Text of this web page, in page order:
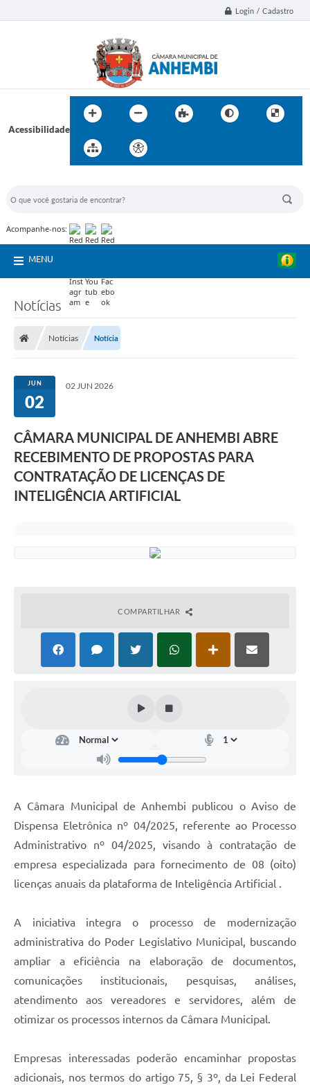
Login / Cadastro
Acessibilidade
Acompanhe-nos:
MENU
Notícias
Notícias Notícia
JUN
02
02 JUN 2026
CÂMARA MUNICIPAL DE ANHEMBI ABRE
RECEBIMENTO DE PROPOSTAS PARA
CONTRATAÇÃO DE LICENÇAS DE
INTELIGÊNCIA ARTIFICIAL
COMPARTILHAR
A Câmara Municipal de Anhembi publicou o Aviso de
Dispensa Eletrônica nº 04/2025, referente ao Processo
Administrativo nº 04/2025, visando à contratação de
empresa especializada para fornecimento de 08 (oito)
licenças anuais da plataforma de Inteligência Artificial .
A iniciativa integra o processo de modernização
administrativa do Poder Legislativo Municipal, buscando
ampliar a eficiência na elaboração de documentos,
comunicações institucionais, pesquisas, análises,
atendimento aos vereadores e servidores, além de
otimizar os processos internos da Câmara Municipal.
Empresas interessadas poderão encaminhar propostas
adicionais, nos termos do artigo 75, § 3º, da Lei Federal